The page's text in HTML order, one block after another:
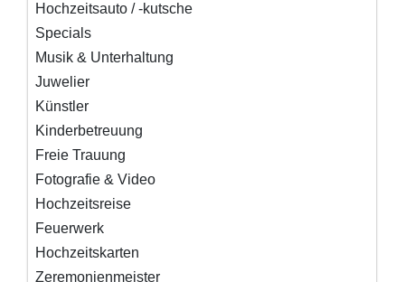
Hochzeitsauto / -kutsche
Specials
Musik & Unterhaltung
Juwelier
Künstler
Kinderbetreuung
Freie Trauung
Fotografie & Video
Hochzeitsreise
Feuerwerk
Hochzeitskarten
Zeremonienmeister